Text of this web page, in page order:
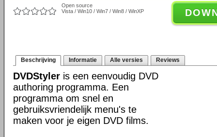
Open source
Vista / Win10 / Win7 / Win8 / WinXP
Beschrijving Informatie Alle versies Reviews
DVDStyler is een eenvoudig DVD
authoring programma. Een
programma om snel en
gebruiksvriendelijk menu's te
maken voor je eigen DVD films.